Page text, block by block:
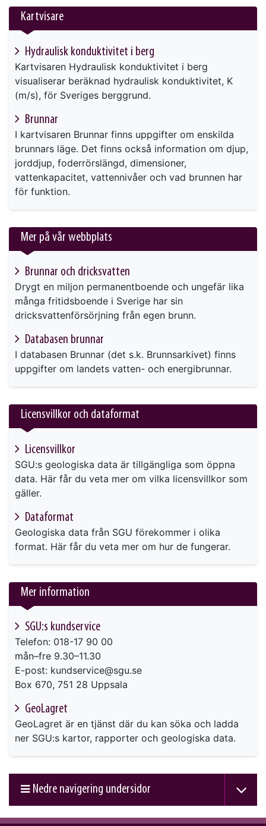
Kartvisare
Hydraulisk konduktivitet i berg
Kartvisaren Hydraulisk konduktivitet i berg
visualiserar beräknad hydraulisk konduktivitet, K
(m/s), för Sveriges berggrund.
Brunnar
I kartvisaren Brunnar finns uppgifter om enskilda
brunnars läge. Det finns också information om djup,
jorddjup, foderrörslängd, dimensioner,
vattenkapacitet, vattennivåer och vad brunnen har
för funktion.
Mer på vår webbplats
Brunnar och dricksvatten
Drygt en miljon permanentboende och ungefär lika
många fritidsboende i Sverige har sin
dricksvattenförsörjning från egen brunn.
Databasen brunnar
I databasen Brunnar (det s.k. Brunnsarkivet) finns
uppgifter om landets vatten- och energibrunnar.
Licensvillkor och dataformat
Licensvillkor
SGU:s geologiska data är tillgängliga som öppna
data. Här får du veta mer om vilka licensvillkor som
gäller.
Dataformat
Geologiska data från SGU förekommer i olika
format. Här får du veta mer om hur de fungerar.
Mer information
SGU:s kundservice
Telefon: 018-17 90 00
mån–fre 9.30–11.30
E-post: kundservice@sgu.se
Box 670, 751 28 Uppsala
GeoLagret
GeoLagret är en tjänst där du kan söka och ladda
ner SGU:s kartor, rapporter och geologiska data.
Nedre navigering undersidor